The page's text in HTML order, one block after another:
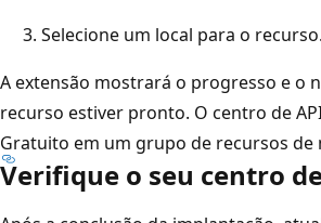
Selecione um local para o recurso.
A extensão mostrará o progresso e o
recurso estiver pronto. O centro de
Gratuito em um grupo de recursos de
Verifique o seu centro